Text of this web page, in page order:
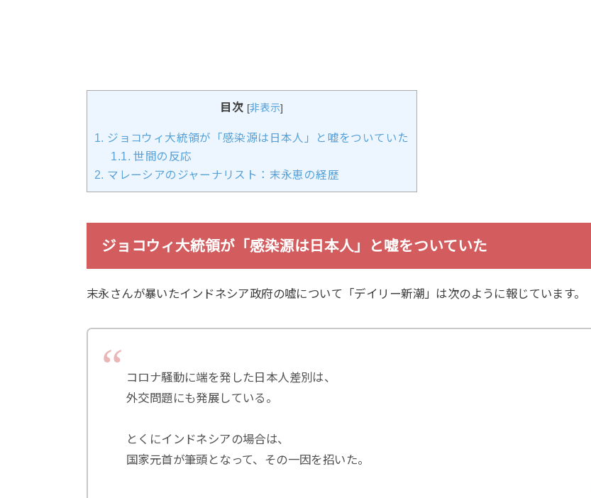
目次 [非表示]
1. ジョコウィ大統領が「感染源は日本人」と嘘をついていた
1.1. 世間の反応
2. マレーシアのジャーナリスト：末永恵の経歴
ジョコウィ大統領が「感染源は日本人」と嘘をついていた
末永さんが暴いたインドネシア政府の嘘について「デイリー新潮」は次のように報じています。
コロナ騒動に端を発した日本人差別は、
外交問題にも発展している。
とくにインドネシアの場合は、
国家元首が筆頭となって、その一因を招いた。